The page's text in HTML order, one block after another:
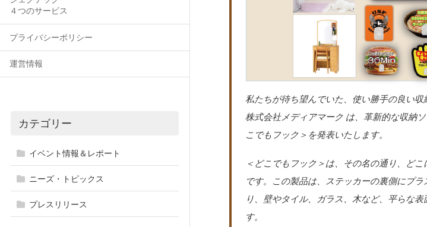
４つのサービス
プライバシーポリシー
運営情報
カテゴリー
イベント情報＆レポート
ニーズ・トピックス
プレスリリース
私たちが待ち望んでいた、使い勝手の良い収
株式会社メディアマーク は、革新的な収納
こでもフック＞を発表いたします。
＜どこでもフック＞は、その名の通り、ど
です。この製品は、ステッカーの裏側にプ
り、壁やタイル、ガラス、木など、平らな
す。